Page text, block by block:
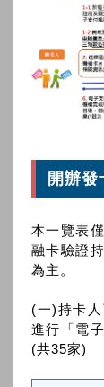
開辦發
本一覽表
融卡驗證
為主。
(一)持卡
進行「電
(共35家)